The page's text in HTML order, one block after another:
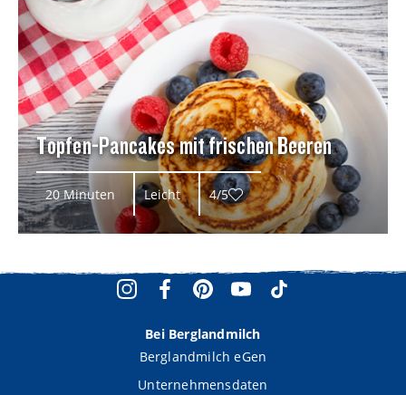
Topfen-Pancakes mit frischen Beeren
20 Minuten Leicht 4/5
Bei Berglandmilch
Berglandmilch eGen
Unternehmensdaten